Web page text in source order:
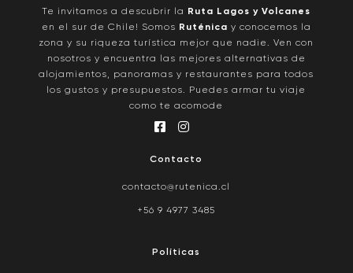
Te invitamos a descubrir la
Ruta Lagos y Volcanes
en el sur de Chile! Somos Ruténica y conocemos la
zona y su riqueza turística mejor que nadie. Ven con
nosotros y encuentra las mejores alternativas de
alojamientos, panoramas y restaurantes para todos
los gustos y presupuestos. Puedes armar tu viaje
como te acomode
Contacto
contacto@rutenica.cl
+56 9 4977 3485
Políticas